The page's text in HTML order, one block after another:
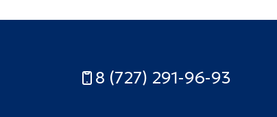
8 (727) 291-96-93